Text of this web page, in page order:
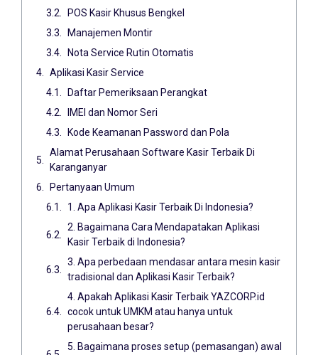
POS Kasir Khusus Bengkel
Manajemen Montir
Nota Service Rutin Otomatis
Aplikasi Kasir Service
Daftar Pemeriksaan Perangkat
IMEI dan Nomor Seri
Kode Keamanan Password dan Pola
Alamat Perusahaan Software Kasir Terbaik Di
Karanganyar
Pertanyaan Umum
1. Apa Aplikasi Kasir Terbaik Di Indonesia?
2. Bagaimana Cara Mendapatakan Aplikasi
Kasir Terbaik di Indonesia?
3. Apa perbedaan mendasar antara mesin kasir
tradisional dan Aplikasi Kasir Terbaik?
4. Apakah Aplikasi Kasir Terbaik YAZCORP.id
cocok untuk UMKM atau hanya untuk
perusahaan besar?
5. Bagaimana proses setup (pemasangan) awal